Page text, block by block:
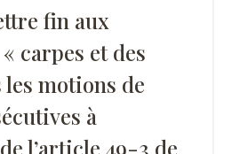
fin aux
carpes et des
motions de
à
l’article 49-3 de